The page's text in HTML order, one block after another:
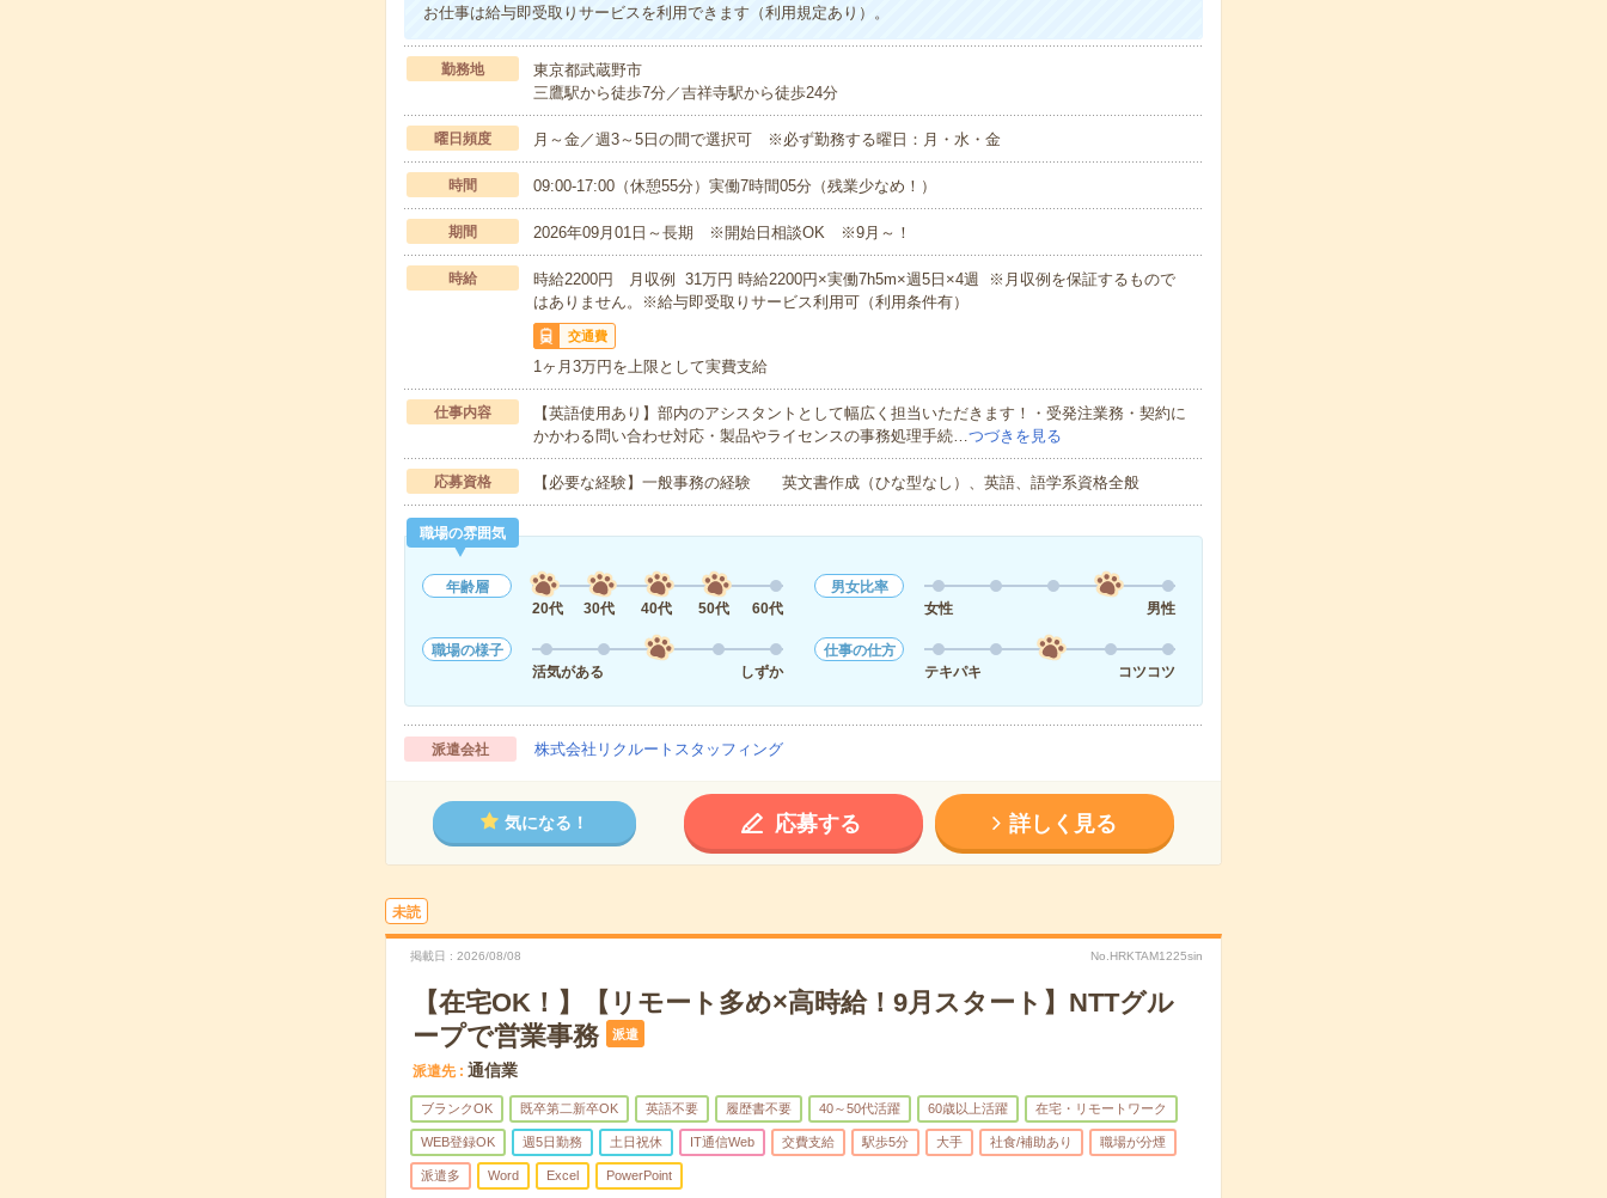
お仕事は給与即受取りサービスを利用できます（利用規定あり）。
勤務地
東京都武蔵野市
三鷹駅から徒歩7分／吉祥寺駅から徒歩24分
曜日頻度 月～金／週3～5日の間で選択可 ※必ず勤務する曜日：月・水・金
時間 09:00-17:00（休憩55分）実働7時間05分（残業少なめ！）
期間 2026年09月01日～長期 ※開始日相談OK ※9月～！
時給
時給2200円 月収例 31万円 時給2200円×実働7h5m×週5日×4週 ※月収例を保証するもので
はありません。※給与即受取りサービス利用可（利用条件有）
交通費
1ヶ月3万円を上限として実費支給
仕事内容
【英語使用あり】部内のアシスタントとして幅広く担当いただきます！・受発注業務・契約に
かかわる問い合わせ対応・製品やライセンスの事務処理手続…つづきを見る
応募資格 【必要な経験】一般事務の経験 英文書作成（ひな型なし）、英語、語学系資格全般
職場の雰囲気
年齢層
20代
30代 40代 50代 60代
男女比率
女性
男性
職場の様子
活気がある
しずか
仕事の仕方
テキパキ
コツコツ
派遣会社 株式会社リクルートスタッフィング
気になる！ 応募する 詳しく見る
未読
掲載日 2026/08/08 No.HRKTAM1225sin
【在宅OK！】【リモート多め×高時給！9月スタート】NTTグル
ープで営業事務
派遣
派遣先 通信業
ブランクOK 既卒第二新卒OK 英語不要 履歴書不要 40～50代活躍 60歳以上活躍 在宅・リモートワーク
WEB登録OK 週5日勤務 土日祝休 IT通信Web 交費支給 駅歩5分 大手 社食/補助あり 職場が分煙
派遣多 Word Excel PowerPoint